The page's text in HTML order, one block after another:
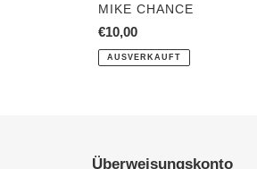
VERKÄUFER
MIKE CHANCE
Normaler
Preis
€10,00
AUSVERKAUFT
Überweisungskonto